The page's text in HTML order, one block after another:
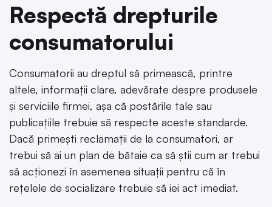
Respectă drepturile
consumatorului
Consumatorii au dreptul să primească, printre
altele, informații clare, adevărate despre produsele
și serviciile firmei, așa că postările tale sau
publicațiile trebuie să respecte aceste standarde.
Dacă primești reclamații de la consumatori, ar
trebui să ai un plan de bătaie ca să știi cum ar trebui
să acționezi în asemenea situații pentru că în
rețelele de socializare trebuie să iei act imediat.